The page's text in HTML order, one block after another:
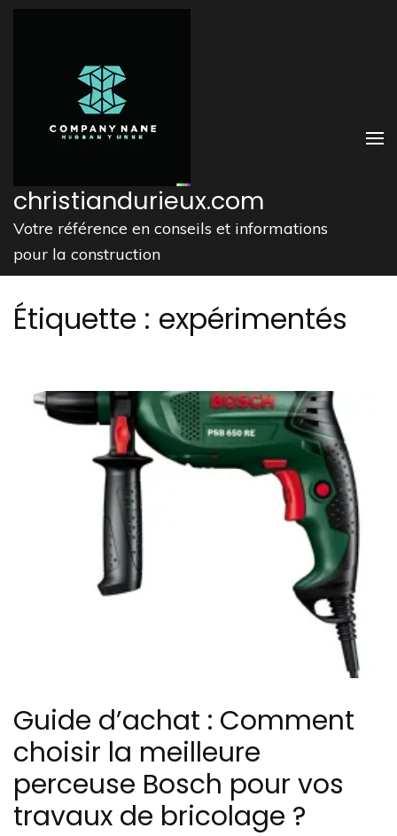
Aller
christiandurieux.com
Votre référence en conseils et informations
pour la construction
Étiquette : expérimentés
Guide d’achat : Comment
choisir la meilleure
perceuse Bosch pour vos
travaux de bricolage ?